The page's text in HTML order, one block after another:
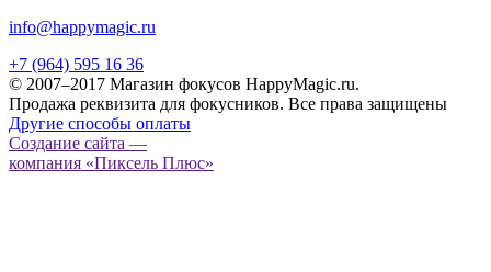
info@happymagic.ru
+7 (964) 595 16 36
© 2007–2017 Магазин фокусов HappyMagic.ru.
Продажа реквизита для фокусников. Все права защищены
Другие способы оплаты
Создание сайта —
компания «Пиксель Плюс»